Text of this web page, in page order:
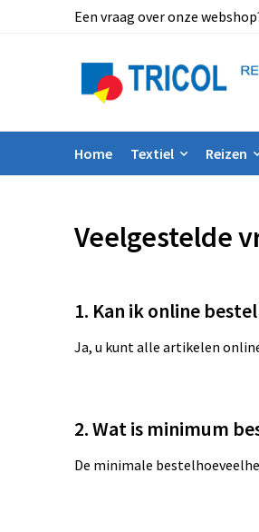
Een vraag over onze
Home Textiel Reizen
Veelgestelde
1. Kan ik online
Ja, u kunt alle artikelen
2. Wat is minimum
De minimale